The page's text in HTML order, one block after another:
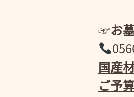
☞お
国産
ご予